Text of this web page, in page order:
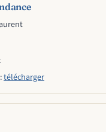
télécharger